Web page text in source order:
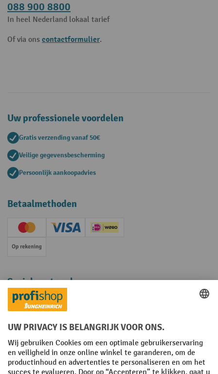
088 900 8800
In heel Nederland lokaal tarief
Of via ons contactformulier.
Uw professionele voordelen
Gratis verzending vanaf 50€
Veilige gegevensbescherming
Persoonlijk aankoopadvies
Betaalmethoden
Creditcard (Master)Creditcard (Visa)iDEAL | Wero
Op rekening
Sociale netwerken
Facebook
YouTube
LinkedInInstagram
Algemene leveringsvoorwaarden Copyright
Privacyverklaring Privacy Instellingen